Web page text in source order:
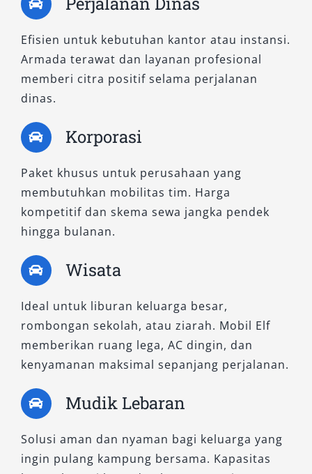
Efisien untuk kebutuhan kantor atau instansi.
Armada terawat dan layanan profesional
memberi citra positif selama perjalanan
dinas.
Korporasi
Paket khusus untuk perusahaan yang
membutuhkan mobilitas tim. Harga
kompetitif dan skema sewa jangka pendek
hingga bulanan.
Wisata
Ideal untuk liburan keluarga besar,
rombongan sekolah, atau ziarah. Mobil Elf
memberikan ruang lega, AC dingin, dan
kenyamanan maksimal sepanjang perjalanan.
Mudik Lebaran
Solusi aman dan nyaman bagi keluarga yang
ingin pulang kampung bersama. Kapasitas